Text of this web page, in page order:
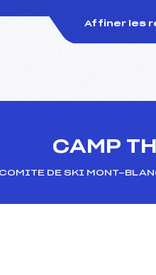
Affiner les
CAMP
COMITE DE SKI MONT-